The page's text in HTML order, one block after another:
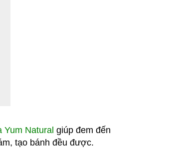
Yum Natural giúp đem đến
tạo bánh đều được.